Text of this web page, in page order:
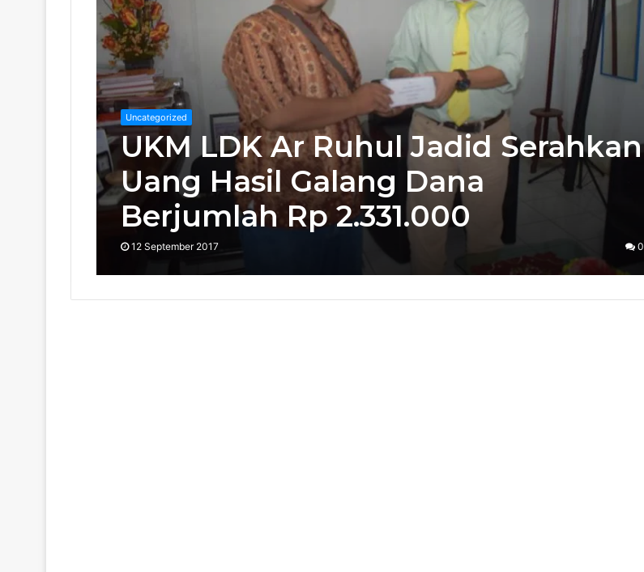
Uncategorized
UKM LDK Ar Ruhul Jadid Serahkan
Uang Hasil Galang Dana
Berjumlah Rp 2.331.000
12 September 2017 0